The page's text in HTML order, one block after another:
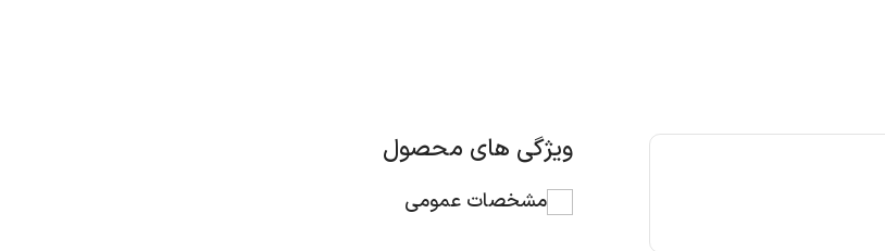
ویژگی های محصول
مشخصات عمومی